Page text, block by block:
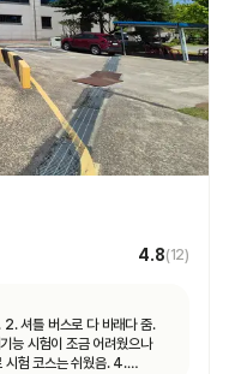
4.8(12)
2. 셔틀 버스로 다 바래다 줌.
능 시험이 조금 어려웠으나
시험 코스는 쉬웠음. 4.